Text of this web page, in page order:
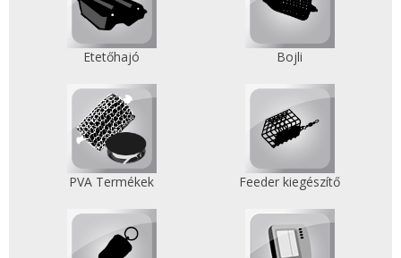
Etetőhajó Bojli
PVA Termékek Feeder kiegészítő